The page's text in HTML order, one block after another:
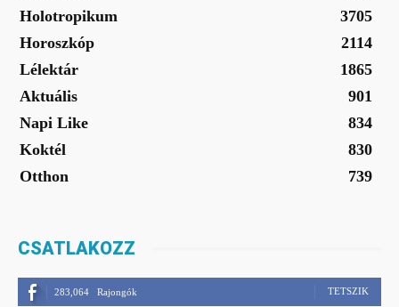
Holotropikum
3705
Horoszkóp
2114
Lélektár
1865
Aktuális
901
Napi Like
834
Koktél
830
Otthon
739
CSATLAKOZZ
283,064 Rajongók TETSZIK